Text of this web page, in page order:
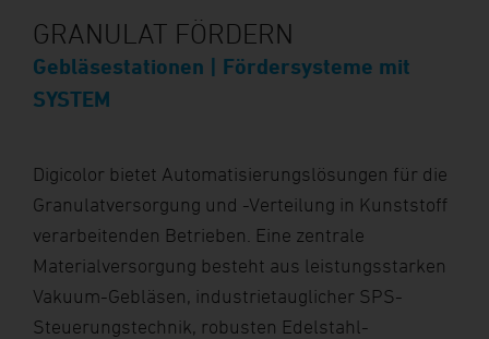
GRANULAT FÖRDERN
Gebläsestationen | Fördersysteme mit
SYSTEM
Digicolor bietet Automatisierungslösungen für die
Granulatversorgung und -Verteilung in Kunststoff
verarbeitenden Betrieben. Eine zentrale
Materialversorgung besteht aus leistungsstarken
Vakuum-Gebläsen, industrietauglicher SPS-
Steuerungstechnik, robusten Edelstahl-